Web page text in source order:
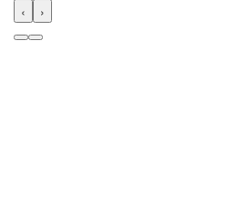
‹ ›